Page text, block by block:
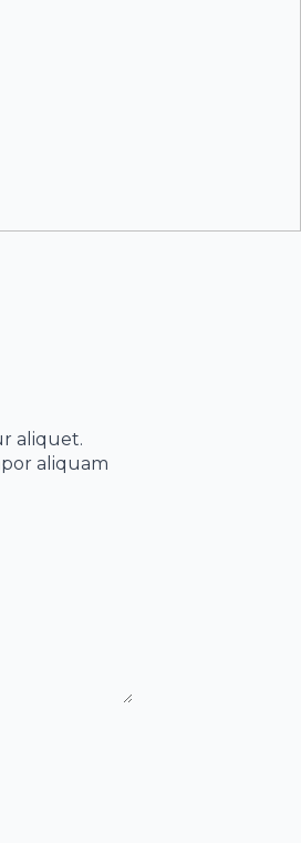
aliquet.
aliquam